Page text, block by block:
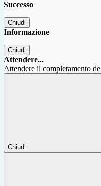
Successo
Chiudi
Informazione
Chiudi
Attendere...
Attendere il completamento
Chiudi